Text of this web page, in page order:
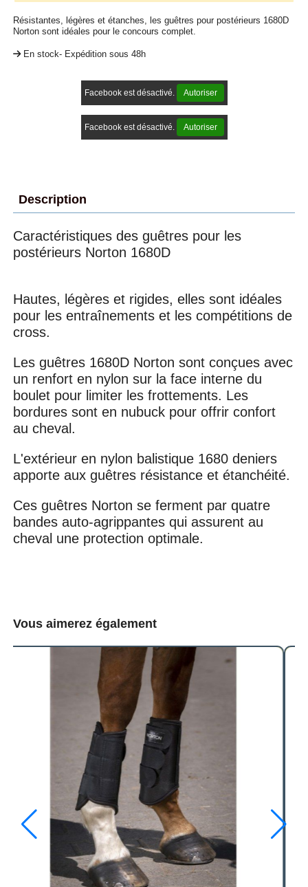
Résistantes, légères et étanches, les guêtres pour postérieurs 1680D
Norton sont idéales pour le concours complet.
En stock- Expédition sous 48h
Facebook est désactivé. Autoriser
Facebook est désactivé. Autoriser
Description
Caractéristiques des guêtres pour les
postérieurs Norton 1680D
Hautes, légères et rigides, elles sont idéales
pour les entraînements et les compétitions de
cross.
Les guêtres 1680D Norton sont conçues avec
un renfort en nylon sur la face interne du
boulet pour limiter les frottements. Les
bordures sont en nubuck pour offrir confort
au cheval.
L'extérieur en nylon balistique 1680 deniers
apporte aux guêtres résistance et étanchéité.
Ces guêtres Norton se ferment par quatre
bandes auto-agrippantes qui assurent au
cheval une protection optimale.
Vous aimerez également